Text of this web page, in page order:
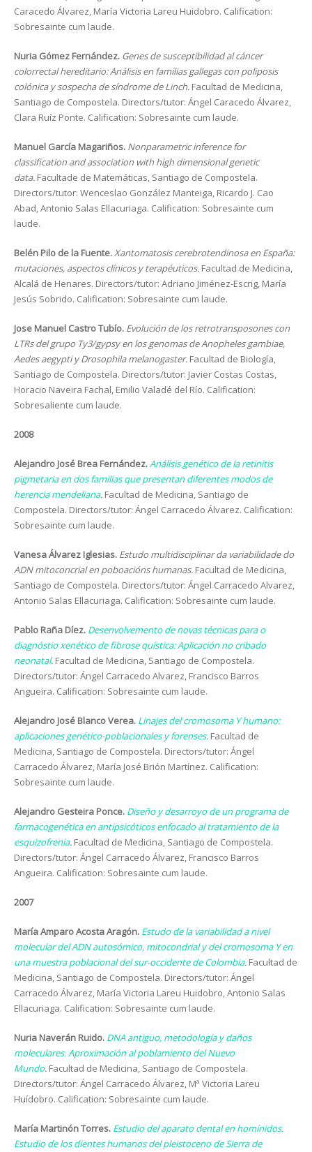
Caracedo Álvarez, María Victoria Lareu Huidobro. Calification:
Sobresainte cum laude.
Nuria Gómez Fernández. Genes de susceptibilidad al cáncer
colorrectal hereditario: Análisis en familias gallegas con poliposis
colónica y sospecha de síndrome de Linch. Facultad de Medicina,
Santiago de Compostela. Directors/tutor: Ángel Caracedo Álvarez,
Clara Ruíz Ponte. Calification: Sobresainte cum laude.
Manuel García Magariños. Nonparametric inference for
classification and association with high dimensional genetic
data. Facultade de Matemáticas, Santiago de Compostela.
Directors/tutor: Wenceslao González Manteiga, Ricardo J. Cao
Abad, Antonio Salas Ellacuriaga. Calification: Sobresainte cum
laude.
Belén Pilo de la Fuente.Xantomatosis cerebrotendinosa en España:
mutaciones, aspectos clínicos y terapéuticos. Facultad de Medicina,
Alcalá de Henares. Directors/tutor: Adriano Jiménez-Escrig, María
Jesús Sobrido. Calification: Sobresainte cum laude.
Jose Manuel Castro Tubío. Evolución de los retrotransposones con
LTRs del grupo Ty3/gypsy en los genomas de Anopheles gambiae,
Aedes aegypti y Drosophila melanogaster. Facultad de Biología,
Santiago de Compostela. Directors/tutor: Javier Costas Costas,
Horacio Naveira Fachal, Emilio Valadé del Río. Calification:
Sobresaliente cum laude.
2008
Alejandro José Brea Fernández.Análisis genético de la retinitis
pigmetaria en dos familias que presentan diferentes modos de
herencia mendeliana. Facultad de Medicina, Santiago de
Compostela. Directors/tutor: Ángel Carracedo Álvarez. Calification:
Sobresainte cum laude.
Vanesa Álvarez Iglesias. Estudo multidisciplinar da variabilidade do
ADN mitoconcrial en poboacións humanas. Facultad de Medicina,
Santiago de Compostela. Directors/tutor: Ángel Carracedo Alvarez,
Antonio Salas Ellacuriaga. Calification: Sobresainte cum laude.
Pablo Raña Díez. Desenvolvemento de novas técnicas para o
diagnóstio xenético de fibrose quística: Aplicación no cribado
neonatal. Facultad de Medicina, Santiago de Compostela.
Directors/tutor: Ángel Carracedo Alvarez, Francisco Barros
Angueira. Calification: Sobresainte cum laude.
Alejandro José Blanco Verea. Linajes del cromosoma Y humano:
aplicaciones genético-poblacionales y forenses. Facultad de
Medicina, Santiago de Compostela. Directors/tutor: Ángel
Carracedo Álvarez, María José Brión Martínez. Calification:
Sobresainte cum laude.
Alejandro Gesteira Ponce. Diseño y desarroyo de un programa de
farmacogenética en antipsicóticos enfocado al tratamiento de la
esquizofrenia. Facultad de Medicina, Santiago de Compostela.
Directors/tutor: Ángel Carracedo Álvarez, Francisco Barros
Angueira. Calification: Sobresainte cum laude.
2007
María Amparo Acosta Aragón. Estudo de la variabilidad a nivel
molecular del ADN autosómico, mitocondrial y del cromosoma Y en
una muestra poblacional del sur-occidente de Colombia. Facultad de
Medicina, Santiago de Compostela. Directors/tutor: Ángel
Carracedo Álvarez, María Victoria Lareu Huidobro, Antonio Salas
Ellacuriaga. Calification: Sobresainte cum laude.
Nuria Naverán Ruido. DNA antiguo, metodología y daños
moleculares. Aproximación al poblamiento del Nuevo
Mundo. Facultad de Medicina, Santiago de Compostela.
Directors/tutor: Ángel Carracedo Álvarez, Mª Victoria Lareu
Huídobro. Calification: Sobresainte cum laude.
María Martinón Torres. Estudio del aparato dental en homínidos.
Estudio de los dientes humanos del pleistoceno de Sierra de